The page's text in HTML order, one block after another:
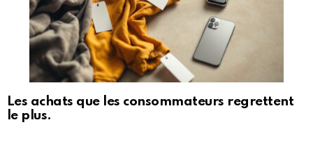
Les achats que les consommateurs regrettent
le plus.